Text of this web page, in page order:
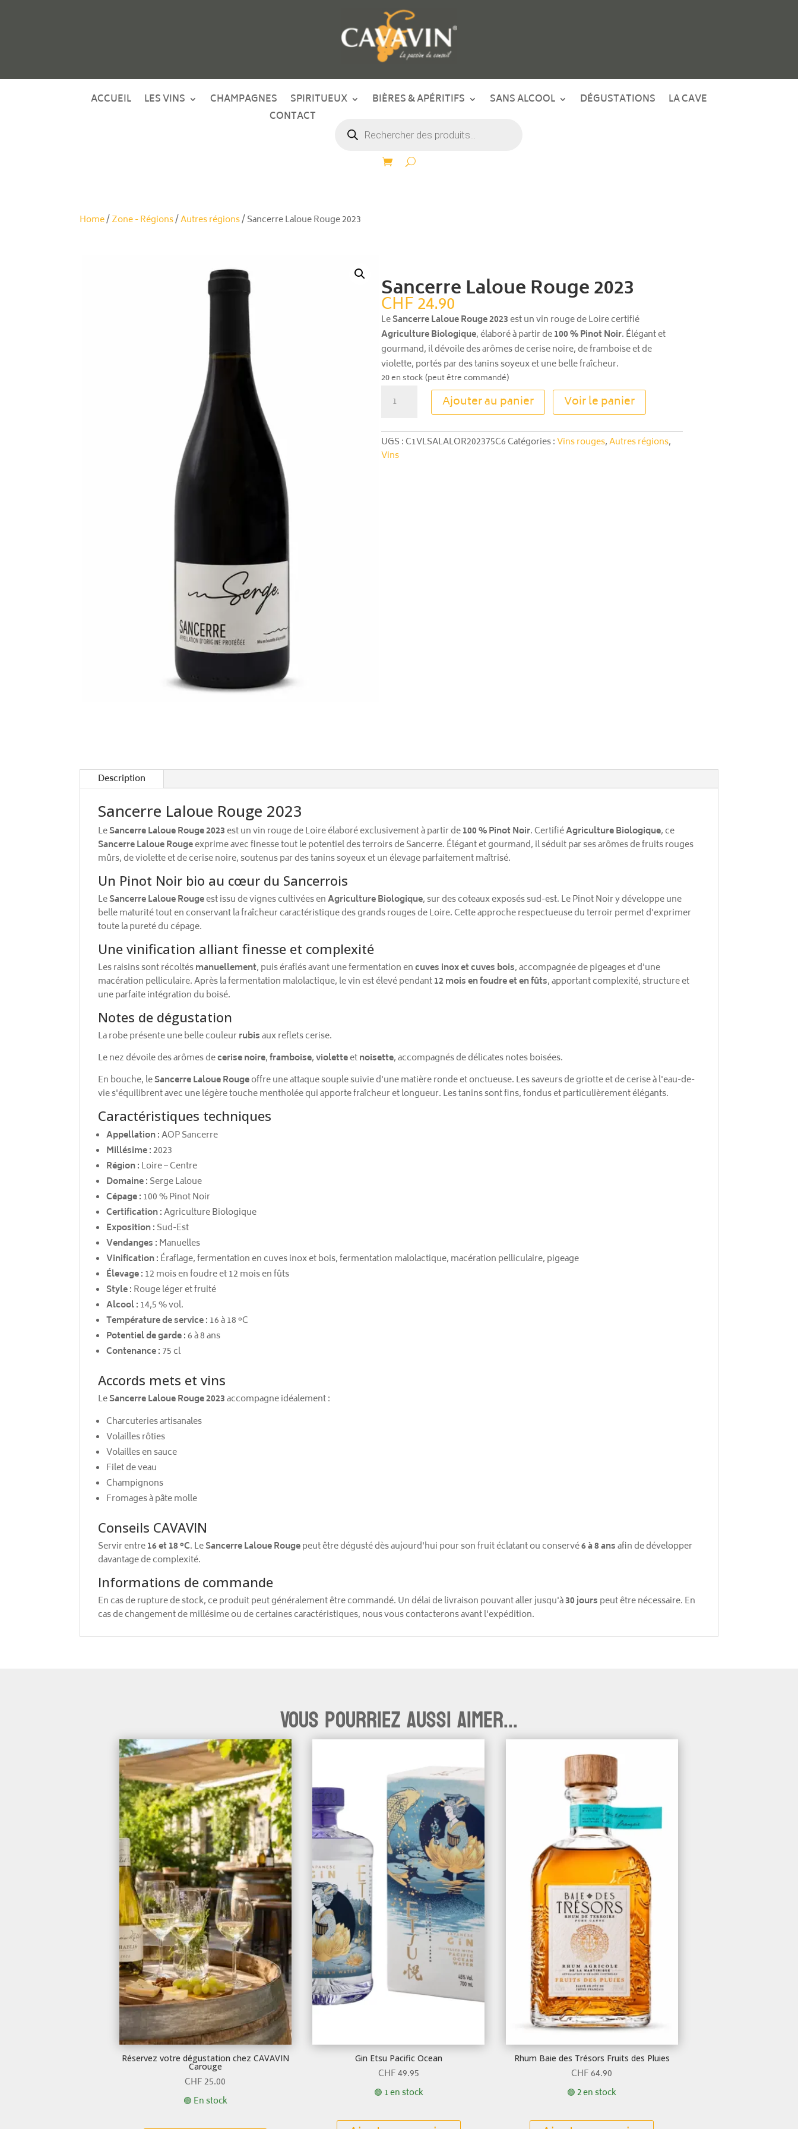
ACCUEIL LES VINS CHAMPAGNES SPIRITUEUX BIÈRES & APÉRITIFS SANS ALCOOL DÉGUSTATIONS
LA CAVE
CONTACT
produits
Home/Zone - Régions/Autres régions/ Sancerre Laloue Rouge 2023
Sancerre Laloue Rouge 2023
CHF24.90
LeSancerre Laloue Rouge 2023est un vin rouge de Loire certifié
Agriculture Biologique, élaboré à partir de100 % Pinot Noir. Élégant et
gourmand, il dévoile des arômes de cerise noire, de framboise et de
violette, portés par des tanins soyeux et une belle fraîcheur.
20 en stock (peut être commandé)
Laloue
Rouge
2023
Ajouter au panier Voir le panier
A
e
r
UGS :C1VLSALALOR202375C6Catégories :Vins rouges,Autres régions,
Vins
Description
Sancerre Laloue Rouge 2023
LeSancerre Laloue Rouge 2023est un vin rouge de Loire élaboré exclusivement à partir de100 % Pinot Noir. CertifiéAgriculture Biologique, ce
Sancerre Laloue Rougeexprime avec finesse tout le potentiel des terroirs de Sancerre. Élégant et gourmand, il séduit par ses arômes de fruits rouges
mûrs, de violette et de cerise noire, soutenus par des tanins soyeux et un élevage parfaitement maîtrisé.
Un Pinot Noir bio au cœur du Sancerrois
LeSancerre Laloue Rougeest issu de vignes cultivées enAgriculture Biologique, sur des coteaux exposés sud-est. Le Pinot Noir y développe une
belle maturité tout en conservant la fraîcheur caractéristique des grands rouges de Loire. Cette approche respectueuse du terroir permet d'exprimer
toute la pureté du cépage.
Une vinification alliant finesse et complexité
Les raisins sont récoltésmanuellement, puis éraflés avant une fermentation encuves inox et cuves bois, accompagnée de pigeages et d'une
macération pelliculaire. Après la fermentation malolactique, le vin est élevé pendant12 mois en foudre et en fûts, apportant complexité, structure et
une parfaite intégration du boisé.
Notes de dégustation
La robe présente une belle couleurrubisaux reflets cerise.
Le nez dévoile des arômes decerise noire,framboise,violetteetnoisette, accompagnés de délicates notes boisées.
En bouche, leSancerre Laloue Rougeoffre une attaque souple suivie d'une matière ronde et onctueuse. Les saveurs de griotte et de cerise à l'eau-de-
vie s'équilibrent avec une légère touche mentholée qui apporte fraîcheur et longueur. Les tanins sont fins, fondus et particulièrement élégants.
Caractéristiques techniques
Appellation :AOP Sancerre
Millésime :2023
Région : Loire – Centre
Domaine : Serge Laloue
Cépage : 100 % Pinot Noir
Certification :Agriculture Biologique
Exposition : Sud-Est
Vendanges : Manuelles
Vinification : Éraflage, fermentation en cuves inox et bois, fermentation malolactique, macération pelliculaire, pigeage
Élevage : 12 mois en foudre et 12 mois en fûts
Style : Rouge léger et fruité
Alcool : 14,5 % vol.
Température de service : 16 à 18 °C
Potentiel de garde :6 à 8 ans
Contenance : 75 cl
Accords mets et vins
LeSancerre Laloue Rouge 2023accompagne idéalement :
Charcuteries artisanales
Volailles rôties
Volailles en sauce
Filet de veau
Champignons
Fromages à pâte molle
Conseils CAVAVIN
Servir entre16 et 18 °C. LeSancerre Laloue Rougepeut être dégusté dès aujourd'hui pour son fruit éclatant ou conservé6 à 8 ansafin de développer
davantage de complexité.
Informations de commande
En cas de rupture de stock, ce produit peut généralement être commandé. Un délai de livraison pouvant aller jusqu'à30 jours peut être nécessaire. En
cas de changement de millésime ou de certaines caractéristiques, nous vous contacterons avant l'expédition.
Vous pourriez aussi aimer...
Réservez votre dégustation chez CAVAVIN
Carouge
CHF25.00
🟢 En stock
Gin Etsu Pacific Ocean
CHF49.95
🟢 1 en stock
Rhum Baie des Trésors Fruits des Pluies
CHF64.90
🟢 2 en stock